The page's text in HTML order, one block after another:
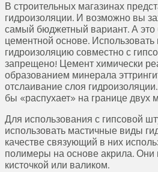
В строительных магазинах
гидроизоляции. И возможно вы
самый бюджетный вариант. А это
цементной основе.
гидроизоляцию совместно с
запрещено! Цемент химически
образованием минерала
отслаивание слоя
бы «распухает» на границе двух
Для использования с гипсовой
использовать мастичные виды
качестве связующий в них
полимеры на основе акрила. Они
кисточкой или валиком.